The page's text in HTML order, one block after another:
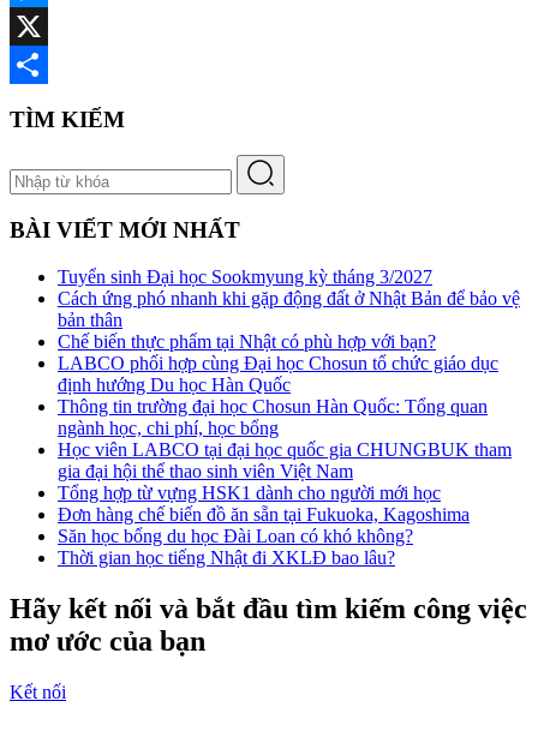
Messenger
X
Share
TÌM KIẾM
BÀI VIẾT MỚI NHẤT
Tuyển sinh Đại học Sookmyung kỳ tháng 3/2027
Cách ứng phó nhanh khi gặp động đất ở Nhật Bản để bảo vệ
bản thân
Chế biến thực phẩm tại Nhật có phù hợp với bạn?
LABCO phối hợp cùng Đại học Chosun tổ chức giáo dục
định hướng Du học Hàn Quốc
Thông tin trường đại học Chosun Hàn Quốc: Tổng quan
ngành học, chi phí, học bổng
Học viên LABCO tại đại học quốc gia CHUNGBUK tham
gia đại hội thể thao sinh viên Việt Nam
Tổng hợp từ vựng HSK1 dành cho người mới học
Đơn hàng chế biến đồ ăn sẵn tại Fukuoka, Kagoshima
Săn học bổng du học Đài Loan có khó không?
Thời gian học tiếng Nhật đi XKLĐ bao lâu?
Hãy kết nối và bắt đầu tìm kiếm công việc
mơ ước của bạn
Kết nối